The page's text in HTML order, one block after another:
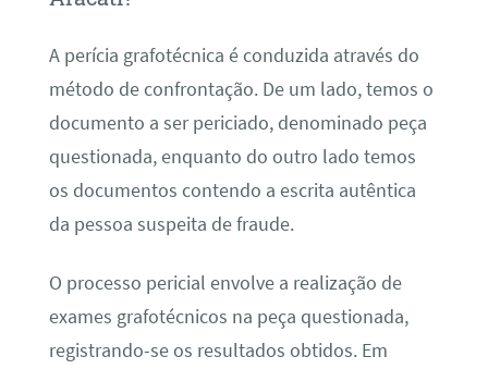
A perícia grafotécnica é conduzida através do
método de confrontação. De um lado, temos o
documento a ser periciado, denominado peça
questionada, enquanto do outro lado temos
os documentos contendo a escrita autêntica
da pessoa suspeita de fraude.
O processo pericial envolve a realização de
exames grafotécnicos na peça questionada,
registrando-se os resultados obtidos. Em